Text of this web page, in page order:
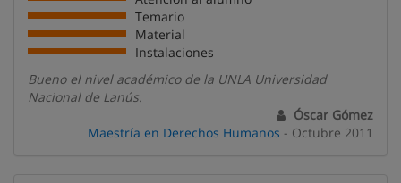
Temario
Material
Instalaciones
Bueno el nivel académico de la UNLA Universidad
Nacional de Lanús.
Óscar Gómez
Maestría en Derechos Humanos - Octubre 2011